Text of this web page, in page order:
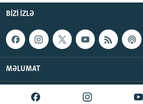
BIZI IZLƏ
MƏLUMAT
AzadlıqRadiosu © 2026 Inc.